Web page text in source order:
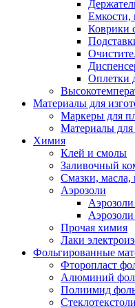
Емкости,
Коврики
Оплетки
Материалы для
Маркеры для
Материалы для
Химия
Клей и смолы
Заливочный
Смазки, масла,
Аэрозоли
Прочая химия
Лаки
Фольгированные
Фторопласт
Алюминий
Полиимид